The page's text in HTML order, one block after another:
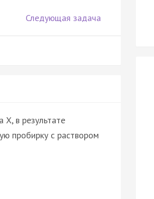
Следующая задача
в результате
пробирку с раствором